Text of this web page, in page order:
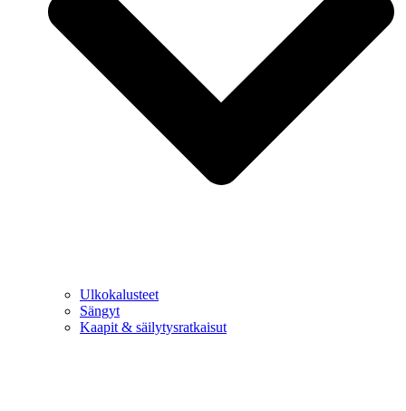
Ulkokalusteet
Sängyt
Kaapit & säilytysratkaisut